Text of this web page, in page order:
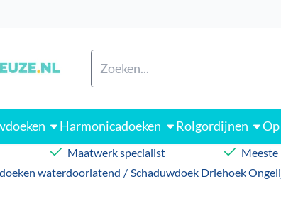
instellingen of sta alle cookies toe.
Harmonicadoeken Rolgordijnen
Maatwerk specialist Meeste
waterdoorlatend / Schaduwdoek Driehoek